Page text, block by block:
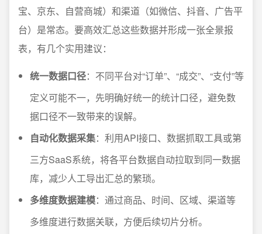
宝、京东、自营商城）和渠道（如微信、抖音、广告平
台）是常态。要高效汇总这些数据并形成一张全景报
表，有几个实用建议：
统一数据口径：不同平台对“订单”、“成交”、“支付”等
定义可能不一，先明确好统一的统计口径，避免数
据口径不一致带来的误解。
自动化数据采集：利用API接口、数据抓取工具或第
三方SaaS系统，将各平台数据自动拉取到同一数据
库，减少人工导出汇总的繁琐。
多维度数据建模：通过商品、时间、区域、渠道等
多维度进行数据关联，方便后续切片分析。